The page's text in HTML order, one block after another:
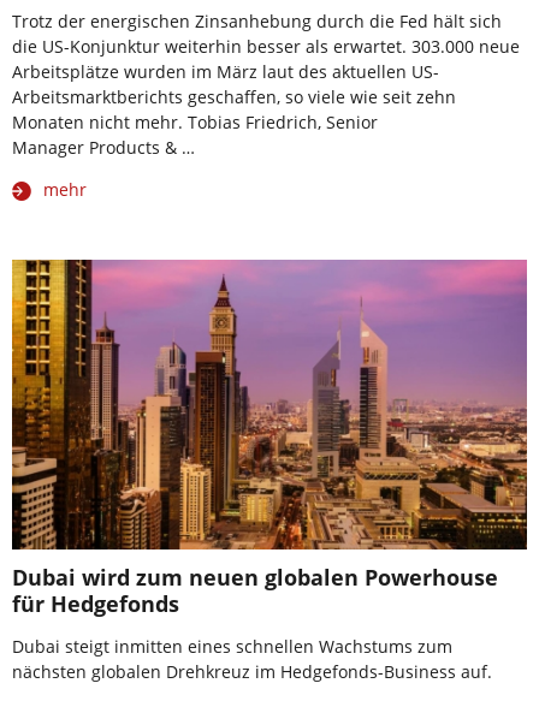
Trotz der energischen Zinsanhebung durch die Fed hält sich
die US-Konjunktur weiterhin besser als erwartet. 303.000 neue
Arbeitsplätze wurden im März laut des aktuellen US-
Arbeitsmarktberichts geschaffen, so viele wie seit zehn
Monaten nicht mehr. Tobias Friedrich, Senior
Manager Products & …
mehr
Dubai wird zum neuen globalen Powerhouse
für Hedgefonds
Dubai steigt inmitten eines schnellen Wachstums zum
nächsten globalen Drehkreuz im Hedgefonds-Business auf.